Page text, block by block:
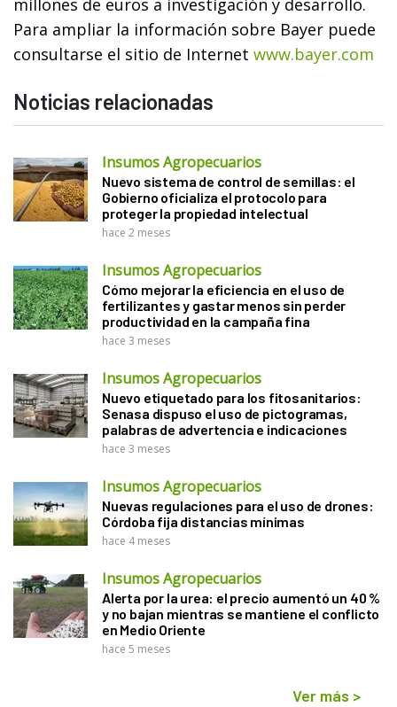
millones de euros a investigación y desarrollo.
Para ampliar la información sobre Bayer puede
consultarse el sitio de Internet www.bayer.com
Noticias relacionadas
Insumos Agropecuarios
Nuevo sistema de control de semillas: el
Gobierno oficializa el protocolo para
proteger la propiedad intelectual
hace 2 meses
Insumos Agropecuarios
Cómo mejorar la eficiencia en el uso de
fertilizantes y gastar menos sin perder
productividad en la campaña fina
hace 3 meses
Insumos Agropecuarios
Nuevo etiquetado para los fitosanitarios:
Senasa dispuso el uso de pictogramas,
palabras de advertencia e indicaciones
hace 3 meses
Insumos Agropecuarios
Nuevas regulaciones para el uso de drones:
Córdoba fija distancias mínimas
hace 4 meses
Insumos Agropecuarios
Alerta por la urea: el precio aumentó un 40 %
y no bajan mientras se mantiene el conflicto
en Medio Oriente
hace 5 meses
Ver más >